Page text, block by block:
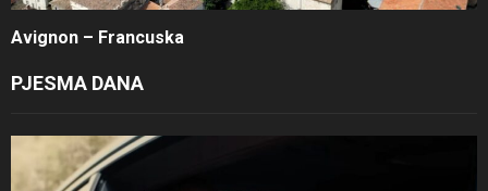
Avignon – Francuska
PJESMA DANA